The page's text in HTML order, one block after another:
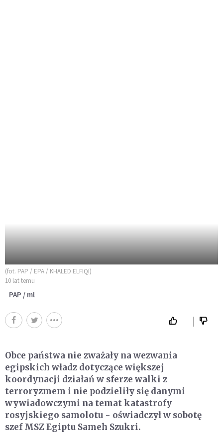
(fot. PAP / EPA / KHALED ELFIQI)
10 lat temu
PAP / ml
Obce państwa nie zważały na wezwania
egipskich władz dotyczące większej
koordynacji działań w sferze walki z
terroryzmem i nie podzieliły się danymi
wywiadowczymi na temat katastrofy
rosyjskiego samolotu - oświadczył w sobotę
szef MSZ Egiptu Sameh Szukri.